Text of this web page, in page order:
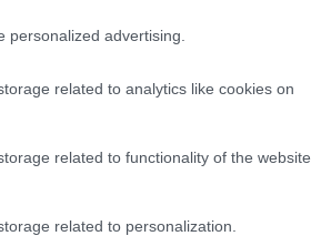
personalized advertising.
related to analytics like cookies on
related to functionality of the website
related to personalization.
ΤΟ ΑΤΟΜΟ